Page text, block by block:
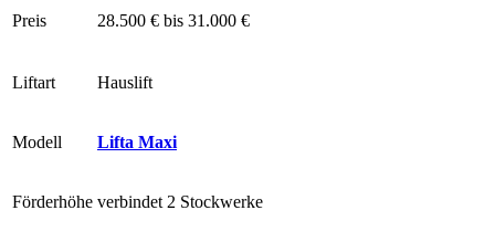
Preis 28.500 € bis 31.000 €
Liftart Hauslift
Modell Lifta Maxi
Förderhöhe verbindet 2 Stockwerke